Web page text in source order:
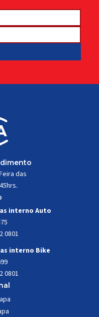
das
interno Auto
0801
interno Bike
0801